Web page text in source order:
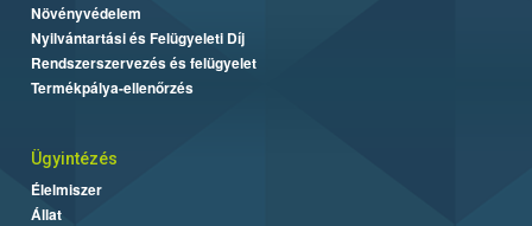
Növényvédelem
Nyilvántartási és Felügyeleti Díj
Rendszerszervezés és felügyelet
Termékpálya-ellenőrzés
Ügyintézés
Élelmiszer
Állat